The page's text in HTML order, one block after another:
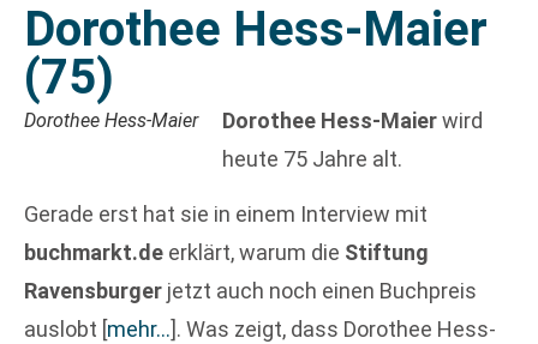
Dorothee Hess-Maier
(75)
Dorothee Hess-Maier Dorothee Hess-Maierwird
heute 75 Jahre alt.
Gerade erst hat sie in einem Interview mit
buchmarkt.de erklärt, warum die Stiftung
Ravensburger jetzt auch noch einen Buchpreis
auslobt [mehr…]. Was zeigt, dass Dorothee Hess-